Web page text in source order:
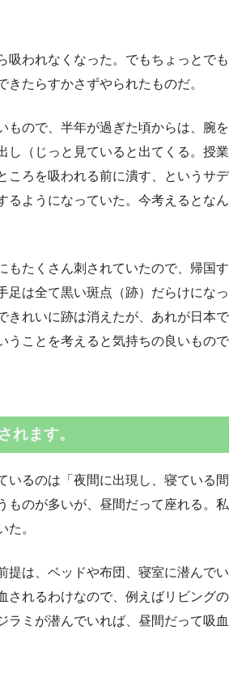
吸われなくなった。でもちょっとでも
きたらすかさずやられたものだ。
もので、半年が過ぎた頃からは、腕を
し（じっと見ていると出てくる。授業
ころを吸われる前に潰す、というサデ
るようになっていた。今考えるとなん
もたくさん刺されていたので、帰国す
足は全て黒い斑点（跡）だらけになっ
きれいに跡は消えたが、あれが日本で
うことを考えると気持ちの良いもので
れます。
いるのは「夜間に出現し、寝ている間
ものが多いが、昼間だって座れる。私
た。
提は、ベッドや布団、寝室に潜んでい
されるわけなので、例えばリビングの
ラミが潜んでいれば、昼間だって吸血